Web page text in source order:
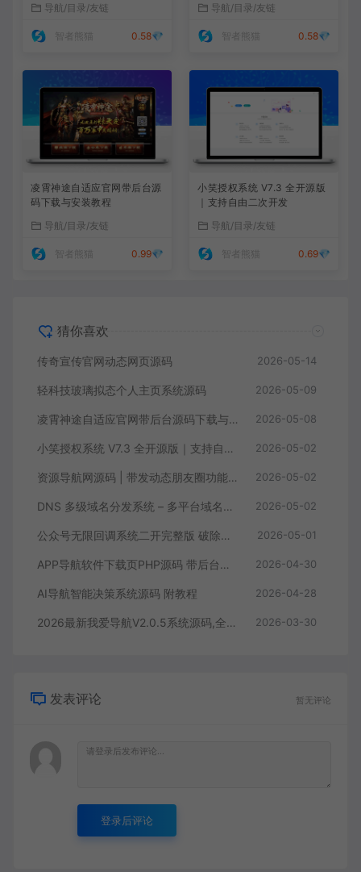
导航/目录/友链
智者熊猫 0.58💎
导航/目录/友链
智者熊猫 0.58💎
凌霄神途自适应官网带后台源
码下载与安装教程
导航/目录/友链
智者熊猫 0.99💎
小笑授权系统 V7.3 全开源版
｜支持自由二次开发
导航/目录/友链
智者熊猫 0.69💎
猜你喜欢
传奇宣传官网动态网页源码 2026-05-14
轻科技玻璃拟态个人主页系统源码 2026-05-09
凌霄神途自适应官网带后台源码下载与安装教程 2026-05-08
小笑授权系统 V7.3 全开源版｜支持自由二次开发 2026-05-02
资源导航网源码 | 带发动态朋友圈功能 多端自适应引流导航系统 2026-05-02
DNS 多级域名分发系统 – 多平台域名解析统一管理源码 2026-05-02
公众号无限回调系统二开完整版 破除域名限制 商用 PHP 源码带搭建教程 2026-05-01
APP导航软件下载页PHP源码 带后台管理 手机应用推广引流单页网站源码 2026-04-30
AI导航智能决策系统源码 附教程 2026-04-28
2026最新我爱导航V2.0.5系统源码,全新修复+美化版（自动来路IP排第一） 2026-03-30
发表评论 暂无评论
登录后评论